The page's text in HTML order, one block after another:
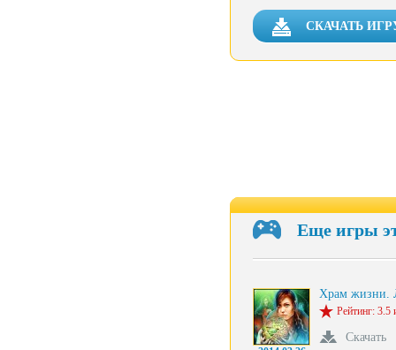
СКАЧАТЬ
Еще игры
Храм жизни.
Рейтинг: 3.5
Скачать